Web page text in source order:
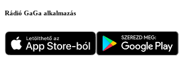
Rádió GaGa alkalmazás